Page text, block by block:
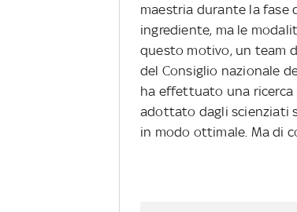
maestria durante la fase
ingrediente, ma le
questo motivo, un team
del Consiglio nazionale
ha effettuato una
adottato dagli scienziati
in modo ottimale. Ma di